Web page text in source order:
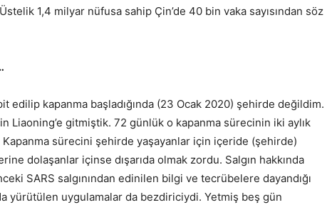
1,4 milyar nüfusa sahip Çin’de 40 bin vaka sayısından söz
edilip kapanma başladığında (23 Ocak 2020) şehirde değildim.
Liaoning’e gitmiştik. 72 günlük o kapanma sürecinin iki aylık
Kapanma sürecini şehirde yaşayanlar için içeride (şehirde)
dolaşanlar içinse dışarıda olmak zordu. Salgın hakkında
SARS salgınından edinilen bilgi ve tecrübelere dayandığı
yürütülen uygulamalar da bezdiriciydi. Yetmiş beş gün